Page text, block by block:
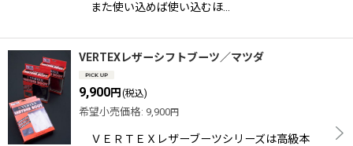
また使い込めば使い込むほ…
VERTEXレザーシフトブーツ／マツダ
9,900円 (税込)
希望小売価格: 9,900円
ＶＥＲＴＥＸレザーブーツシリーズは高級本